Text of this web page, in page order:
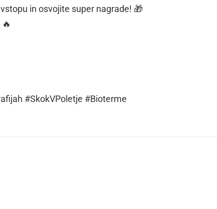
in osvojite super nagrade! 🎁
#SkokVPoletje #Bioterme